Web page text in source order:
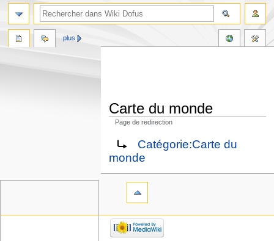
Carte du monde
Page de redirection
Aller
la
navigation
Aller
la
recherche
Rediriger vers :Catégorie:Carte du
monde
plus